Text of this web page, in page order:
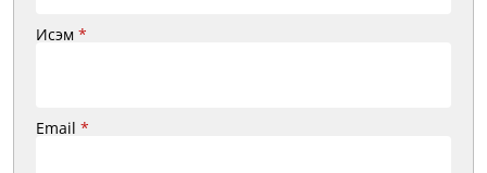
Исэм *
Email *